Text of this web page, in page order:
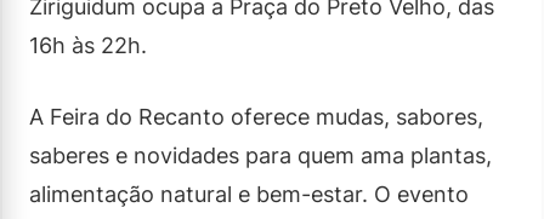
Ziriguidum ocupa a Praça do Preto Velho, das
16h às 22h.
A Feira do Recanto oferece mudas, sabores,
saberes e novidades para quem ama plantas,
alimentação natural e bem-estar. O evento